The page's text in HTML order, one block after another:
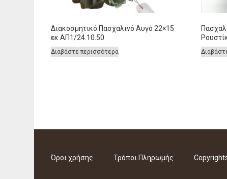
Διακοσμητικό Πασχαλινό Αυγό 22×15
εκ ΑΠ1/24.10.50
Διαβάστε περισσότερα
Όροι χρήσης Τρόποι Πληρωμής